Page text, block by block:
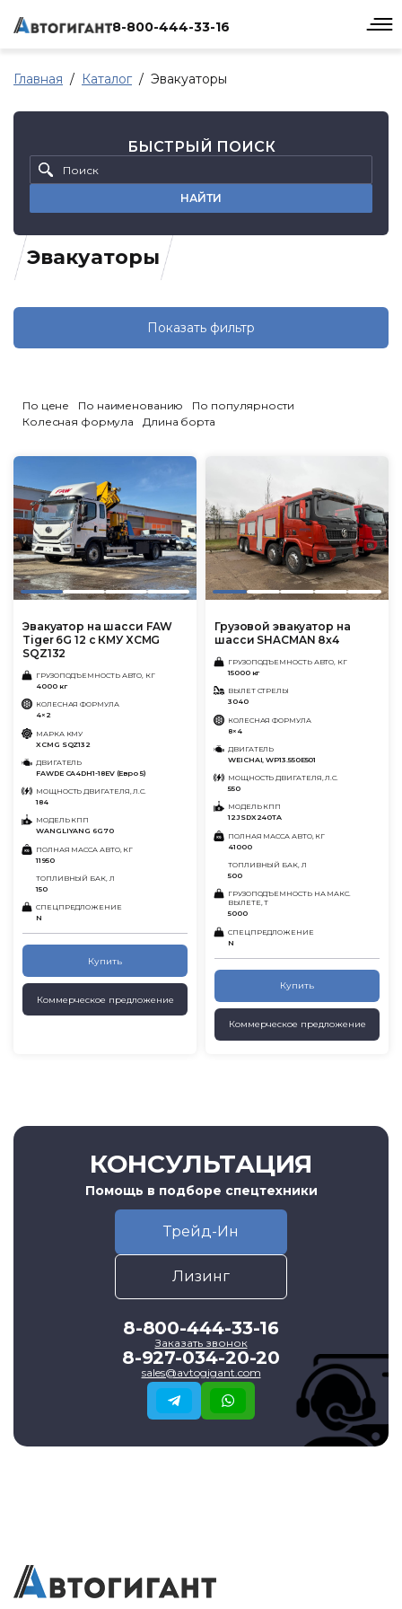
8-800-444-33-16
Главная Каталог Эвакуаторы
Эвакуаторы
БЫСТРЫЙ ПОИСК
НАЙТИ
Показать фильтр
По цене По наименованию
По популярности
Колесная формула
Длина борта
Эвакуатор на шасси FAW
Tiger 6G 12 с КМУ XCMG
SQZ132
ГРУЗОПОДЪЕМНОСТЬ АВТО, КГ
4000 кг
КОЛЕСНАЯ ФОРМУЛА
4×2
МАРКА КМУ
XCMG SQZ132
ДВИГАТЕЛЬ
FAWDE CA4DH1-18EV (Евро 5)
МОЩНОСТЬ ДВИГАТЕЛЯ, Л.С.
184
МОДЕЛЬ КПП
WANGLIYANG 6G70
ПОЛНАЯ МАССА АВТО, КГ
11950
ТОПЛИВНЫЙ БАК, Л
150
СПЕЦПРЕДЛОЖЕНИЕ
N
Купить
Коммерческое предложение
Грузовой эвакуатор на
шасси SHACMAN 8x4
ГРУЗОПОДЪЕМНОСТЬ АВТО, КГ
15000 кг
ВЫЛЕТ СТРЕЛЫ
3040
КОЛЕСНАЯ ФОРМУЛА
8×4
ДВИГАТЕЛЬ
WEICHAI, WP13.550E501
МОЩНОСТЬ ДВИГАТЕЛЯ, Л.С.
550
МОДЕЛЬ КПП
12JSDX240TA
ПОЛНАЯ МАССА АВТО, КГ
41000
ТОПЛИВНЫЙ БАК, Л
500
ГРУЗОПОДЪЕМНОСТЬ НА МАКС.
ВЫЛЕТЕ, Т
5000
СПЕЦПРЕДЛОЖЕНИЕ
N
Купить
Коммерческое предложение
КОНСУЛЬТАЦИЯ
Помощь в подборе спецтехники
Трейд-Ин
Лизинг
8-800-444-33-16
Заказать звонок
8-927-034-20-20
sales@avtogigant.com